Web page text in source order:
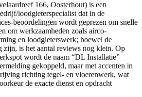
166, Oosterhout) is een
loodgieterspecialist dat in de
beoordelingen wordt geprezen om snelle
om werkzaamheden zoals airco-
en loodgieterswerk; hoewel de
zijn, is het aantal reviews nog klein. Op
wordt de naam “DL Installatie”
gekoppeld, maar met accenten in
richting tegel- en vloerenwerk, wat
de exacte dienst en opdracht